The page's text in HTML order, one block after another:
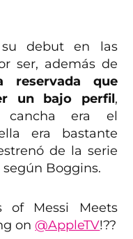
debut en las
ser, además de
reservada que
un bajo perfil,
era el
era bastante
de la serie
Boggins.
of Messi Meets
on @AppleTV!??